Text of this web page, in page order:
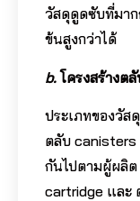
วัสดุดูดซับที่มาก
ข้นสูงกว่าได้
b.โครงสร้างต
ประเภทของวั
ตลับ canisters
กันไปตามผู้ผลิต
cartridge และ